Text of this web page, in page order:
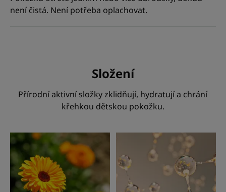
není čistá. Není potřeba oplachovat.
Složení
Přírodní aktivní složky zklidňují, hydratují a chrání
křehkou dětskou pokožku.